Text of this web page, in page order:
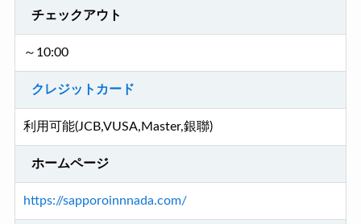
チェックアウト
～10:00
クレジットカード
利用可能(JCB,VUSA,Master,銀聯)
ホームページ
https://sapporoinnnada.com/